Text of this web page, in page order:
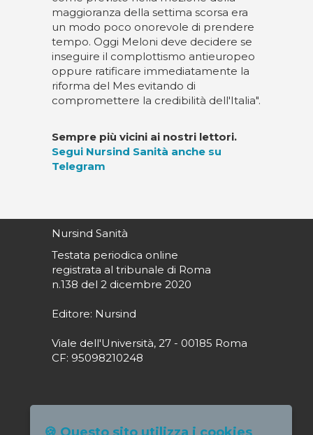
maggioranza della settima scorsa era
un modo poco onorevole di prendere
tempo. Oggi Meloni deve decidere se
inseguire il complottismo antieuropeo
oppure ratificare immediatamente la
riforma del Mes evitando di
compromettere la credibilità dell'Italia".
Sempre più vicini ai nostri lettori.
Segui Nursind Sanità anche su
Telegram
Nursind Sanità
Testata periodica online
registrata al tribunale di Roma
n.138 del 2 dicembre 2020
Editore: Nursind
Viale dell'Università, 27 - 00185 Roma
CF: 95098210248
Direttore responsabile: Paola Alagia